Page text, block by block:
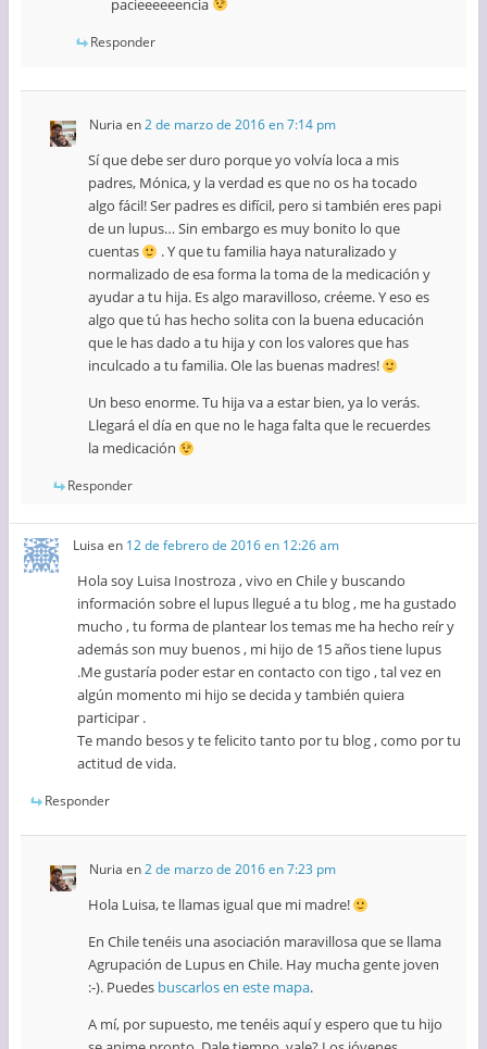
pacieeeeeencia
Responder
Nuria en2 de marzo de 2016 en 7:14 pm
Sí que debe ser duro porque yo volvía loca a mis
padres, Mónica, y la verdad es que no os ha tocado
algo fácil! Ser padres es difícil, pero si también eres papi
de un lupus… Sin embargo es muy bonito lo que
cuentas
. Y que tu familia haya naturalizado y
normalizado de esa forma la toma de la medicación y
ayudar a tu hija. Es algo maravilloso, créeme. Y eso es
algo que tú has hecho solita con la buena educación
que le has dado a tu hija y con los valores que has
inculcado a tu familia. Ole las buenas madres!
Un beso enorme. Tu hija va a estar bien, ya lo verás.
Llegará el día en que no le haga falta que le recuerdes
la medicación
Responder
Luisa en 12 de febrero de 2016 en 12:26 am
Hola soy Luisa Inostroza , vivo en Chile y buscando
información sobre el lupus llegué a tu blog , me ha gustado
mucho , tu forma de plantear los temas me ha hecho reír y
además son muy buenos , mi hijo de 15 años tiene lupus
.Me gustaría poder estar en contacto con tigo , tal vez en
algún momento mi hijo se decida y también quiera
participar .
Te mando besos y te felicito tanto por tu blog , como por tu
actitud de vida.
Responder
Nuria en2 de marzo de 2016 en 7:23 pm
Hola Luisa, te llamas igual que mi madre!
En Chile tenéis una asociación maravillosa que se llama
Agrupación de Lupus en Chile. Hay mucha gente joven
:-). Puedes buscarlos en este mapa.
A mí, por supuesto, me tenéis aquí y espero que tu hijo